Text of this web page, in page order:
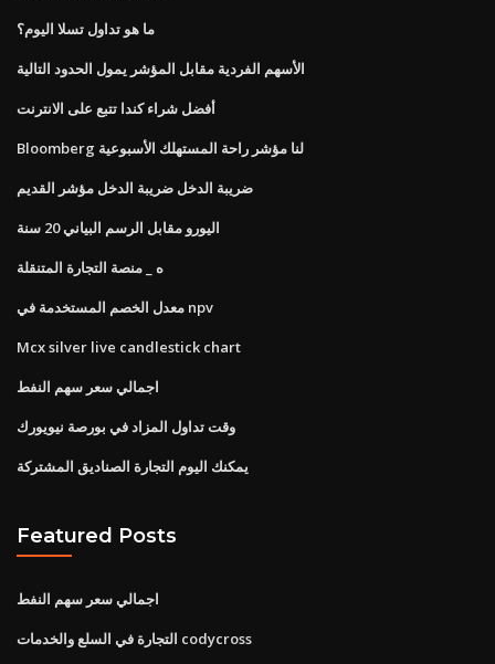
ما هو تداول تسلا اليوم؟
الأسهم الفردية مقابل المؤشر يمول الحدود التالية
أفضل شراء كندا تتبع على الانترنت
Bloomberg لنا مؤشر راحة المستهلك الأسبوعية
ضريبة الدخل ضريبة الدخل مؤشر القديم
اليورو مقابل الرسم البياني 20 سنة
ه _ منصة التجارة المتنقلة
معدل الخصم المستخدمة في npv
Mcx silver live candlestick chart
اجمالي سعر سهم النفط
وقت تداول المزاد في بورصة نيويورك
يمكنك اليوم التجارة الصناديق المشتركة
Featured Posts
اجمالي سعر سهم النفط
التجارة في السلع والخدمات codycross